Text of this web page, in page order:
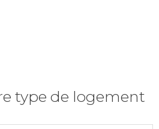
type de logement